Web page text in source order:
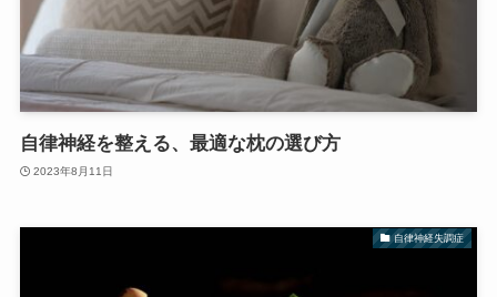
自律神経を整える、最適な枕の選び方
2023年8月11日
自律神経失調症